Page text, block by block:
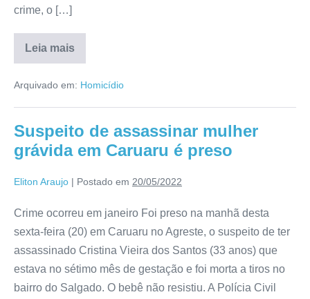
crime, o […]
Leia mais
Arquivado em: Homicídio
Suspeito de assassinar mulher
grávida em Caruaru é preso
Eliton Araujo | Postado em 20/05/2022
Crime ocorreu em janeiro Foi preso na manhã desta
sexta-feira (20) em Caruaru no Agreste, o suspeito de ter
assassinado Cristina Vieira dos Santos (33 anos) que
estava no sétimo mês de gestação e foi morta a tiros no
bairro do Salgado. O bebê não resistiu. A Polícia Civil